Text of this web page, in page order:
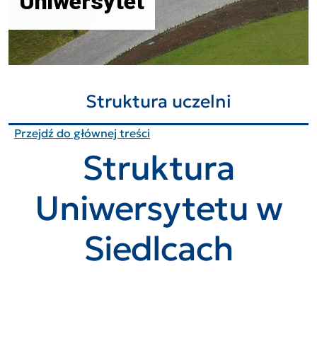
Struktura uczelni
Przejdź do głównej treści
Struktura
Uniwersytetu w
Siedlcach